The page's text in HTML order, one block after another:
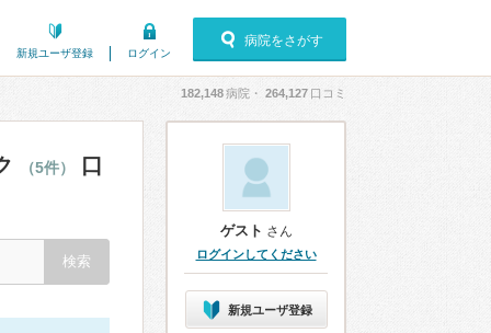
新規ユーザ登録 ログイン
病院をさがす
182,148病院・ 264,127 口コミ
（5件） 口
ゲスト さん
ログインしてください
新規ユーザ登録